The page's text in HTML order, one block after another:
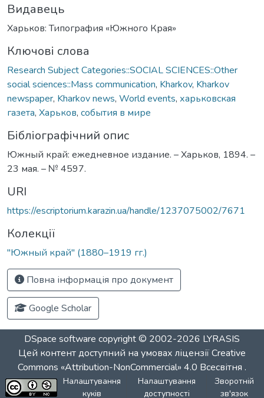
Видавець
Харьков: Типография «Южного Края»
Ключові слова
Research Subject Categories::SOCIAL SCIENCES::Other
social sciences::Mass communication, Kharkov, Kharkov
newspaper, Kharkov news, World events, харьковская
газета, Харьков, события в мире
Бібліографічний опис
Южный край: ежедневное издание. – Харьков, 1894. –
23 мая. – № 4597.
URI
https://escriptorium.karazin.ua/handle/1237075002/7671
Колекції
"Южный край" (1880–1919 гг.)
Повна інформація про документ
Google Scholar
DSpace software copyright © 2002-2026 LYRASIS
Цей контент доступний на умовах ліцензіїCreative
Commons «Attribution-NonCommercial» 4.0 Всесвітня .
Налаштування
куків
Налаштування
доступності
Зворотній
зв'язок